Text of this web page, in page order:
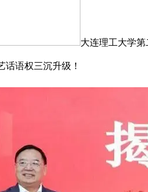
大连理工大学
语权三沉升级！